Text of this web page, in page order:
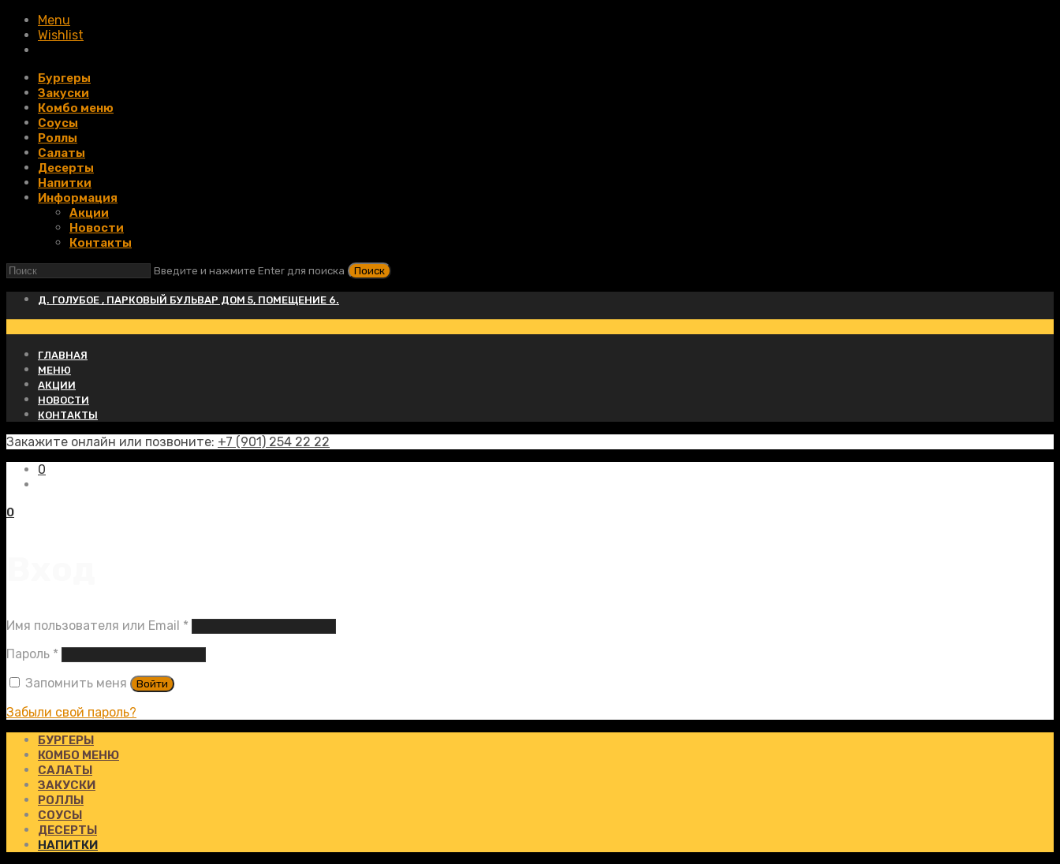
Menu
Wishlist
Бургеры
Закуски
Комбо меню
Соусы
Роллы
Салаты
Десерты
Напитки
Информация
Акции
Новости
Контакты
Введите и нажмите Enter для поиска
Д. ГОЛУБОЕ , ПАРКОВЫЙ БУЛЬВАР ДОМ 5, ПОМЕЩЕНИЕ 6.
ГЛАВНАЯ
МЕНЮ
АКЦИИ
НОВОСТИ
КОНТАКТЫ
Закажите онлайн или позвоните: +7 (901) 254 22 22
0
0
Имя пользователя или Email *
Пароль *
Запомнить меня
Войти
Забыли свой пароль?
БУРГЕРЫ
КОМБО МЕНЮ
САЛАТЫ
ЗАКУСКИ
РОЛЛЫ
СОУСЫ
ДЕСЕРТЫ
НАПИТКИ